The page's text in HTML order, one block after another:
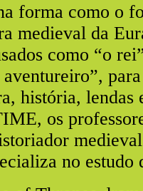
forma como o
medieval da
como “o
história, lendas
os
no estudo